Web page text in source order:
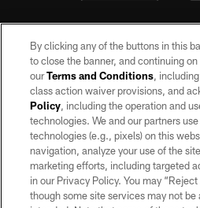
©2026 by the Las Vegas Raiders. All rights
may be reproduced without the express
Raiders.
PRIVACY
TERMS OF
By clicking any of the buttons in this
to close the banner, and continuing
ourTerms and Conditions,
class action waiver provisions, and
Policy, including the operation and
technologies. We and our partners
technologies (e.g., pixels) on this
navigation, analyze your use of the
marketing efforts, including targeted
in our Privacy Policy. You may
though some site services may not be